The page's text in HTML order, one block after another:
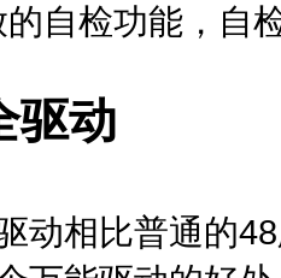
自检功能，自
驱动
动相比普通的